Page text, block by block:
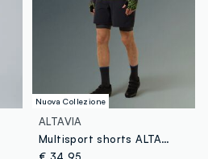
Nuova Collezione
ALTAVIA
Multisport shorts ALTAVIA BIKE
€ 34,95